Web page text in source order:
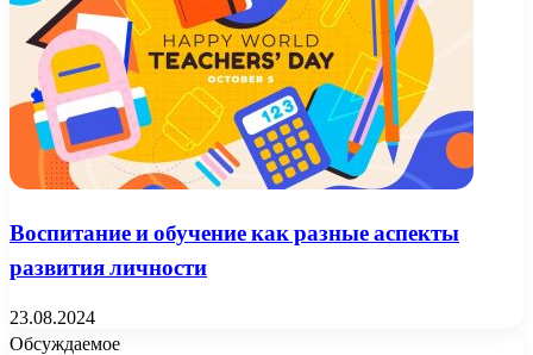
Воспитание и обучение как разные аспекты
развития личности
23.08.2024
Обсуждаемое